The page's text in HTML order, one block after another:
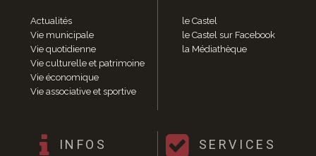
Délibérations 2011
Délibérations 2010
Délibérations 2009
Délibérations 2008
Agenda réunions publiques
Marchés publics
Vie quotidienne
Actualités
Vie municipale
Vie quotidienne
Vie culturelle et patrimoine
Vie économique
Vie associative et sportive
le Castel
le Castel sur Facebook
la Médiathèque
INFOS SERVICES